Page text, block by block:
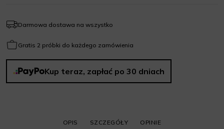
Darmowa dostawa na wszystko
Gratis 2 próbki do każdego zamówienia
Kup teraz, zapłać po 30 dniach
OPIS SZCZEGÓŁY OPINIE